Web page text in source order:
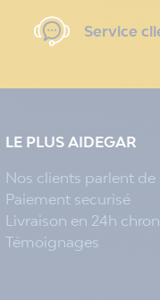
Service
LE PLUS AIDEGAR
Nos clients parlent de
Paiement securisé
Livraison en 24h
Témoignages